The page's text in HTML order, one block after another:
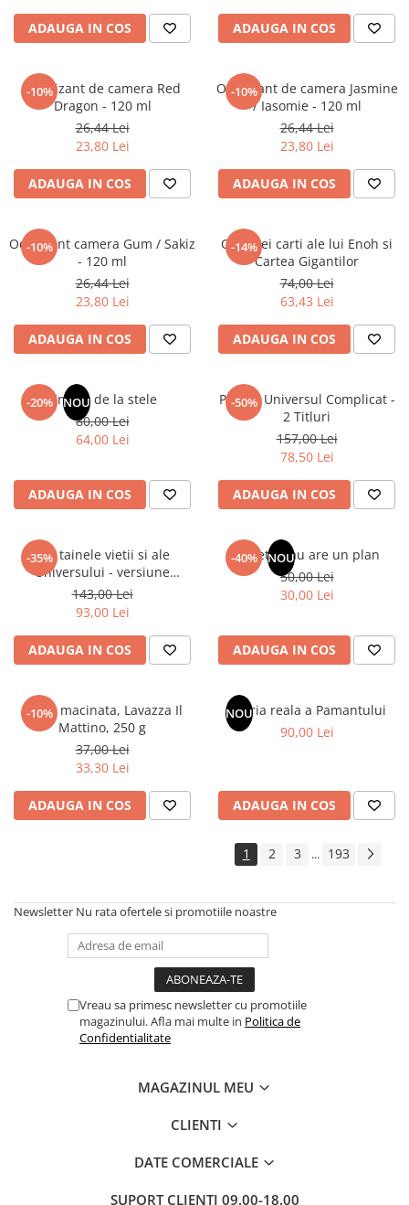
Literatura Universala
Poezie
Romane de dragoste, Carti
romantice
Senzatii/Dragoste
Senzatii/Erotic
Senzatii/Suspans
Senzatii/Thriller
SF & Fantasy
Teatru
Teens Book Club
Birotica & Papetarie
Articole Birotica
Accesorii Arhivare
Instrumente de scris
Seturi birotica
Articole scolare
Caiete si Carnetele scolare
Coperti, Mape, Etichete
Ghiozdane si Penare scolare
Instrumente si Truse Geometrie
Seturi scolare
Calculator
Consumabile & Accesorii
Cadouri
Literatura Romana
Literatura Universala
Carte Prescolara, Joc
Carti cartonate
ADAUGA IN COS ADAUGA IN COS
-10%
Odorizant de camera Red
Dragon - 120 ml
26,44 Lei
23,80 Lei
ADAUGA IN COS
-10%
Odorizant de camera Jasmine
/ Iasomie - 120 ml
26,44 Lei
23,80 Lei
ADAUGA IN COS
-10%
Odorizant camera Gum / Sakiz
- 120 ml
26,44 Lei
23,80 Lei
ADAUGA IN COS
-14%
Cele trei carti ale lui Enoh si
Cartea Gigantilor
74,00 Lei
63,43 Lei
ADAUGA IN COS
-20% NOU
Un dar de la stele
80,00 Lei
64,00 Lei
ADAUGA IN COS
-50%
Pachet Universul Complicat -
2 Titluri
157,00 Lei
78,50 Lei
ADAUGA IN COS
-35%
Din tainele vietii si ale
Universului - versiune
originala din 1939. Volumele I-
III.
143,00 Lei
93,00 Lei
ADAUGA IN COS
-40% NOU
Sufletul tau are un plan
50,00 Lei
30,00 Lei
ADAUGA IN COS
-10%
Cafea macinata, Lavazza Il
Mattino, 250 g
37,00 Lei
33,30 Lei
ADAUGA IN COS
NOU
Istoria reala a Pamantului
90,00 Lei
ADAUGA IN COS
1 2 3 ... 193
Newsletter Nu rata ofertele si promotiile noastre
Vreau sa primesc newsletter cu promotiile
magazinului. Afla mai multe in Politica de
Confidentialitate
MAGAZINUL MEU
CLIENTI
DATE COMERCIALE
SUPORT CLIENTI 09.00-18.00